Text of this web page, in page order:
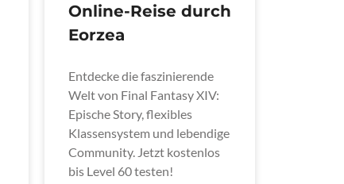
Online-Reise durch
Eorzea
Entdecke die faszinierende
Welt von Final Fantasy XIV:
Epische Story, flexibles
Klassensystem und lebendige
Community. Jetzt kostenlos
bis Level 60 testen!